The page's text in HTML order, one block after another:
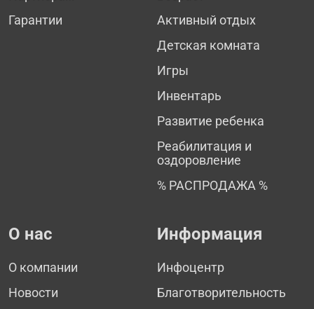
Гарантии
Активный отдых
Детская комната
Игры
Инвентарь
Развитие ребенка
Реабилитация и
оздоровление
% РАСПРОДАЖА %
О нас
О компании
Новости
Информация
Инфоцентр
Благотворительность